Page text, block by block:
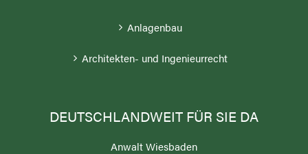
Anlagenbau
Architekten- und Ingenieurrecht
DEUTSCHLANDWEIT FÜR SIE DA
Anwalt Wiesbaden